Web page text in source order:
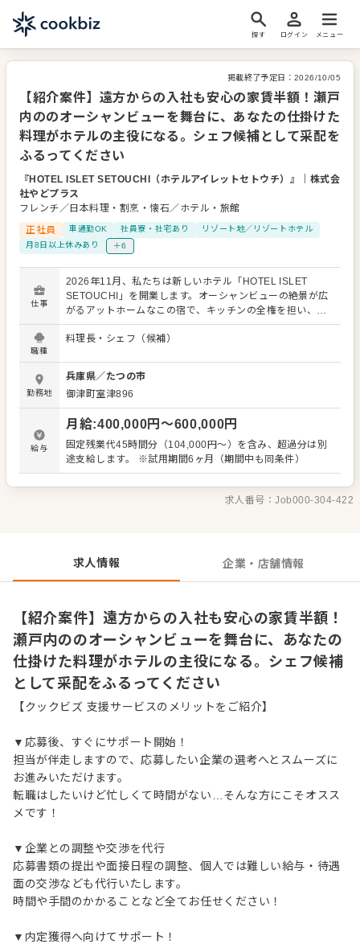
探す ログイン メニュー
掲載終了予定日： 2026/10/05
【紹介案件】遠方からの入社も安心の家賃半額！瀬戸
内ののオーシャンビューを舞台に、あなたの仕掛けた
料理がホテルの主役になる。シェフ候補として采配を
ふるってください
『HOTEL ISLET SETOUCHI（ホテルアイレットセトウチ）』
株式会
社やどプラス
フレンチ／日本料理・割烹・懐石／ホテル・旅館
正社員
車通勤OK 社員寮・社宅あり
リゾート地／リゾートホテル
月8日以上休みあり
＋6
仕事
2026年11月、私たちは新しいホテル「HOTEL ISLET
SETOUCHI」を開業します。オーシャンビューの絶景が広
がるアットホームなこの宿で、キッチンの全権を担い、食
の土台をゼロから創り上げる料理長・シェフ（候補）を募
集します。 現在はコンセプトやメニューの方向性を料理と
ェーズ。開業後は味、見た目、温度、提供タイミングなど
の品質を守りつつ、安定したキッチン運営をリードしてい
ただきます。 調理の現場に立ちながら、メニューづくり、
品質管理、チームマネジメントまで幅広く携わるため、プ
レイヤーとしての技術と料理長としての運営力の両方を発
揮できる環境です。立ち上げ期だからこそ、あなたの経験
やアイデアを存分に活かしていただけます。 具体的な業務
調理全般 ・メニューの具現化、品質、進行管理 ・スタッフ
への技術指導とチームづくり ・原価や在庫などの数値管理
職種
料理長・シェフ（候補）
勤務地
兵庫県／ たつの市
御津町室津896
給与
月給:400,000円〜600,000円
固定残業代45時間分（104,000円～）を含み、超過分は別
途支給します。 ※試用期間6ヶ月（期間中も同条件）
求人番号：Job000-304-422
求人情報 企業・店舗情報
【紹介案件】遠方からの入社も安心の家賃半額！
瀬戸内ののオーシャンビューを舞台に、あなたの
仕掛けた料理がホテルの主役になる。シェフ候補
として采配をふるってください
【クックビズ 支援サービスのメリットをご紹介】
▼応募後、すぐにサポート開始！
担当が伴走しますので、応募したい企業の選考へとスムーズに
お進みいただけます。
転職はしたいけど忙しくて時間がない…そんな方にこそオスス
メです！
▼企業との調整や交渉を代行
応募書類の提出や面接日程の調整、個人では難しい給与・待遇
面の交渉なども代行いたします。
時間や手間のかかることなど全てお任せください！
▼内定獲得へ向けてサポート！